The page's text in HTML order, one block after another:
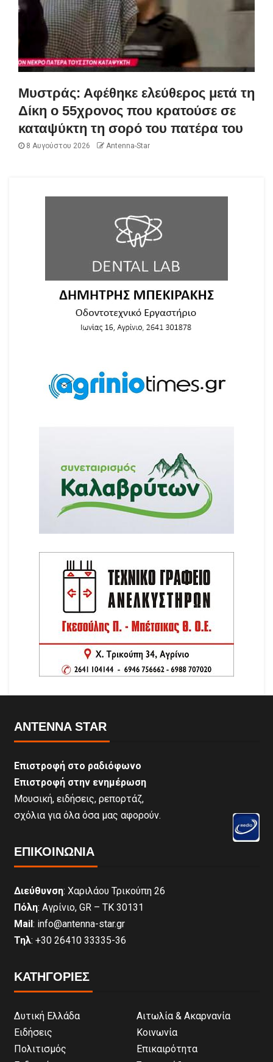
Μυστράς: Αφέθηκε ελεύθερος μετά τη
Δίκη ο 55χρονος που κρατούσε σε
καταψύκτη τη σορό του πατέρα του
8 Αυγούστου 2026 Antenna-Star
ANTENNA STAR
Επιστροφή στο ραδιόφωνο
Επιστροφή στην ενημέρωση
Μουσική, ειδήσεις, ρεπορτάζ,
σχόλια για όλα όσα μας αφορούν.
ΕΠΙΚΟΙΝΩΝΊΑ
Διεύθυνση: Χαριλάου Τρικούπη 26
Πόλη: Αγρίνιο, GR – ΤΚ 30131
Mail : info@antenna-star.gr
Τηλ: +30 26410 33335-36
ΚΑΤΗΓΟΡΙΕΣ
Δυτική Ελλάδα
Αιτωλία & Ακαρνανία
Ειδήσεις
Κοινωνία
Πολιτισμός
Επικαιρότητα